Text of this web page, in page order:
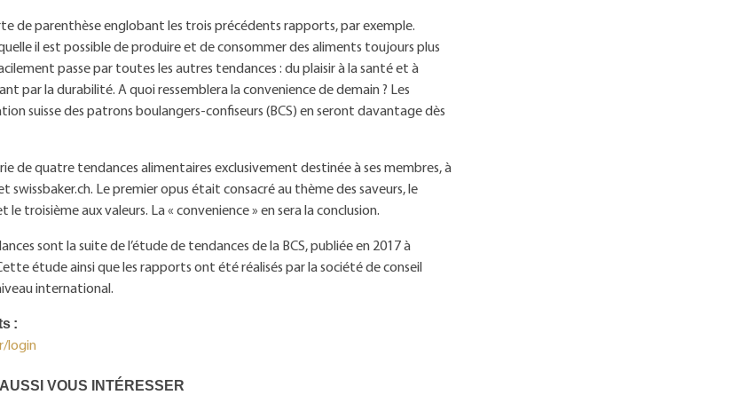
de parenthèse englobant les trois précédents rapports, par exemple.
il est possible de produire et de consommer des aliments toujours plus
passe par toutes les autres tendances : du plaisir à la santé et à
par la durabilité. A quoi ressemblera la convenience de demain ? Les
suisse des patrons boulangers-confiseurs (BCS) en seront davantage dès
de quatre tendances alimentaires exclusivement destinée à ses membres, à
swissbaker.ch. Le premier opus était consacré au thème des saveurs, le
le troisième aux valeurs. La « convenience » en sera la conclusion.
sont la suite de l’étude de tendances de la BCS, publiée en 2017 à
étude ainsi que les rapports ont été réalisés par la société de conseil
international.
:
login
VOUS INTÉRESSER